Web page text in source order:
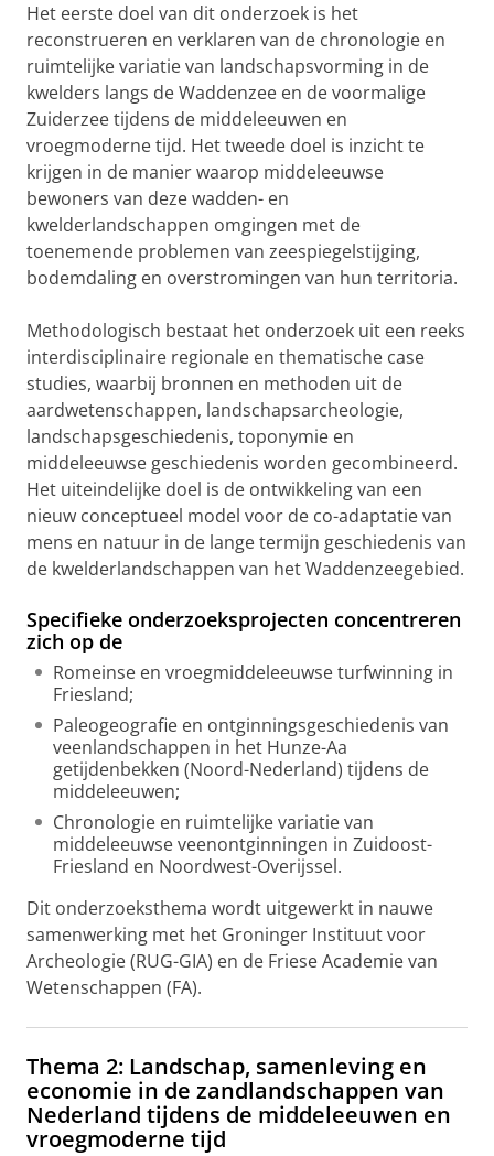
Het eerste doel van dit onderzoek is het
reconstrueren en verklaren van de chronologie en
ruimtelijke variatie van landschapsvorming in de
kwelders langs de Waddenzee en de voormalige
Zuiderzee tijdens de middeleeuwen en
vroegmoderne tijd. Het tweede doel is inzicht te
krijgen in de manier waarop middeleeuwse
bewoners van deze wadden- en
kwelderlandschappen omgingen met de
toenemende problemen van zeespiegelstijging,
bodemdaling en overstromingen van hun territoria.
Methodologisch bestaat het onderzoek uit een reeks
interdisciplinaire regionale en thematische case
studies, waarbij bronnen en methoden uit de
aardwetenschappen, landschapsarcheologie,
landschapsgeschiedenis, toponymie en
middeleeuwse geschiedenis worden gecombineerd.
Het uiteindelijke doel is de ontwikkeling van een
nieuw conceptueel model voor de co-adaptatie van
mens en natuur in de lange termijn geschiedenis van
de kwelderlandschappen van het Waddenzeegebied.
Specifieke onderzoeksprojecten concentreren
zich op de
Romeinse en vroegmiddeleeuwse turfwinning in
Friesland;
Paleogeografie en ontginningsgeschiedenis van
veenlandschappen in het Hunze-Aa
getijdenbekken (Noord-Nederland) tijdens de
middeleeuwen;
Chronologie en ruimtelijke variatie van
middeleeuwse veenontginningen in Zuidoost-
Friesland en Noordwest-Overijssel.
Dit onderzoeksthema wordt uitgewerkt in nauwe
samenwerking met het Groninger Instituut voor
Archeologie (RUG-GIA) en de Friese Academie van
Wetenschappen (FA).
Thema 2: Landschap, samenleving en
economie in de zandlandschappen van
Nederland tijdens de middeleeuwen en
vroegmoderne tijd